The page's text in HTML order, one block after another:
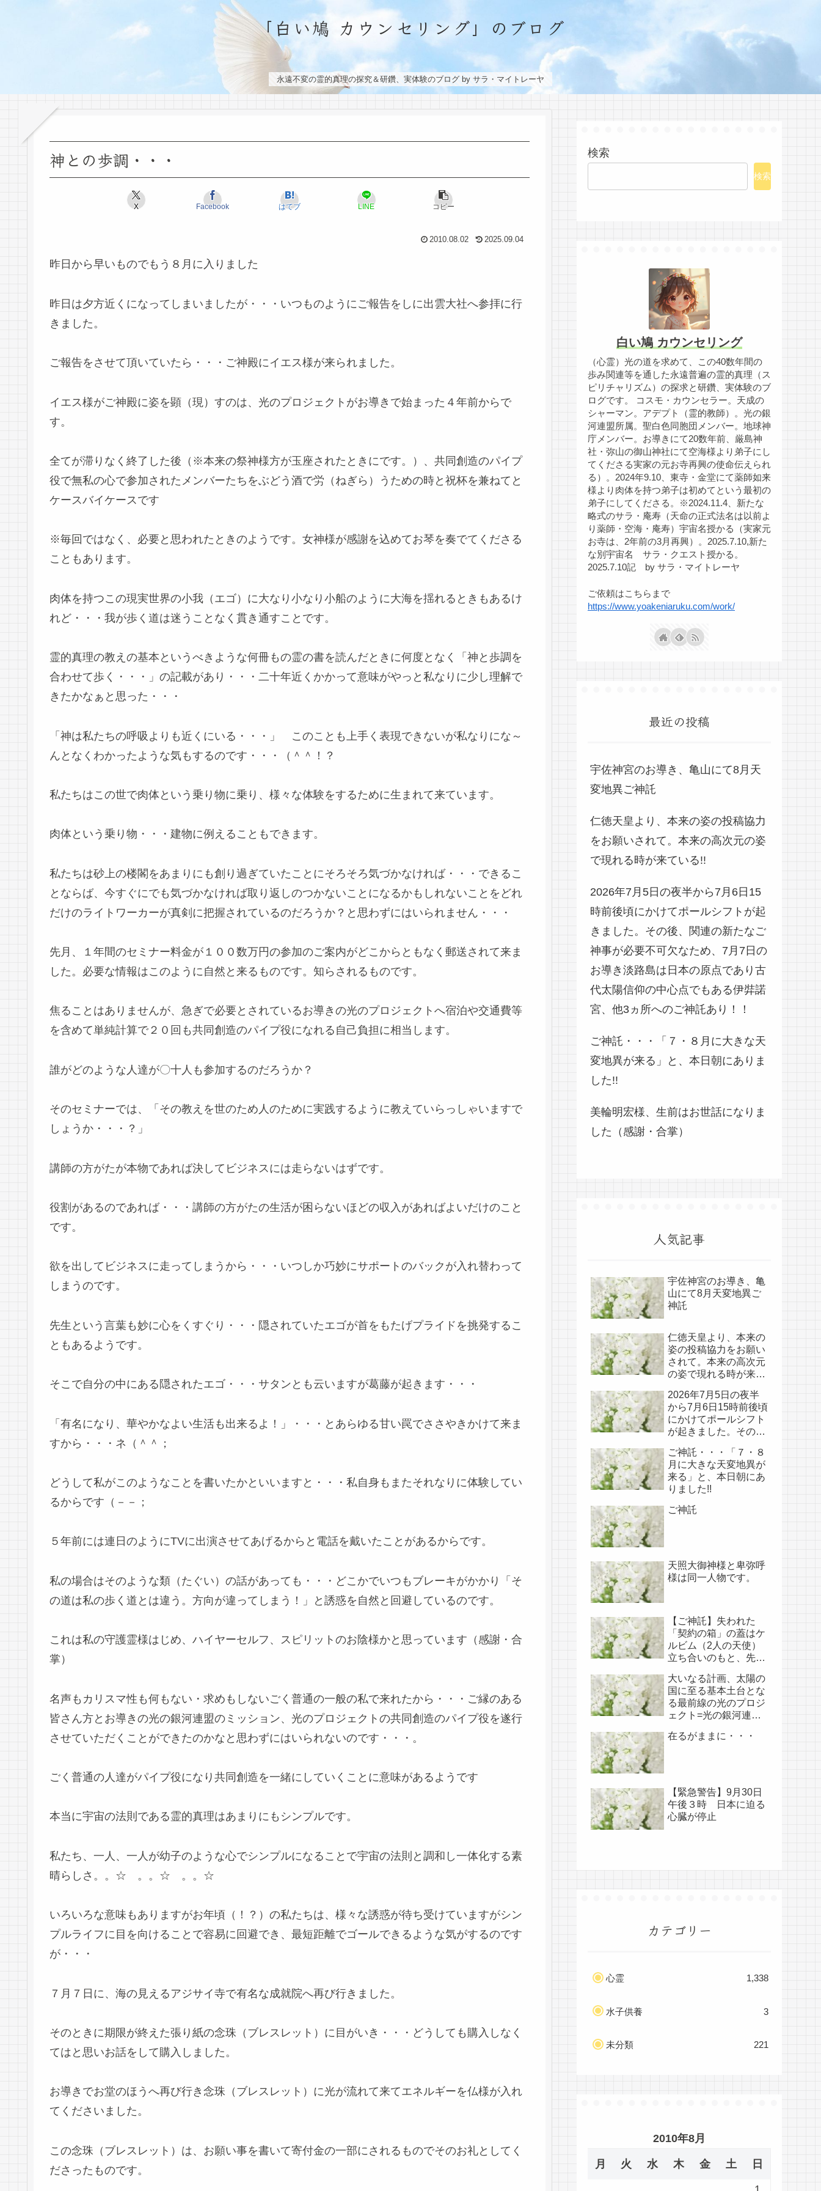
「白い鳩 カウンセリング」のブログ
永遠不変の霊的真理の探究＆研鑽、実体験のブログ by サラ・マイトレーヤ
神との歩調・・・
X Facebook はてブ LINE コピー
2010.08.02 2025.09.04
昨日から早いものでもう８月に入りました
昨日は夕方近くになってしまいましたが・・・いつものようにご報告をしに出雲大社へ参拝に行
きました。
ご報告をさせて頂いていたら・・・ご神殿にイエス様が来られました。
イエス様がご神殿に姿を顕（現）すのは、光のプロジェクトがお導きで始まった４年前からで
す。
全てが滞りなく終了した後（※本来の祭神様方が玉座されたときにです。）、共同創造のパイプ
役で無私の心で参加されたメンバーたちをぶどう酒で労（ねぎら）うための時と祝杯を兼ねてと
ケースバイケースです
※毎回ではなく、必要と思われたときのようです。女神様が感謝を込めてお琴を奏でてくださる
こともあります。
肉体を持つこの現実世界の小我（エゴ）に大なり小なり小船のように大海を揺れるときもあるけ
れど・・・我が歩く道は迷うことなく貫き通すことです。
霊的真理の教えの基本というべきような何冊もの霊の書を読んだときに何度となく「神と歩調を
合わせて歩く・・・」の記載があり・・・二十年近くかかって意味がやっと私なりに少し理解で
きたかなぁと思った・・・
「神は私たちの呼吸よりも近くにいる・・・」 このことも上手く表現できないが私なりにな～
んとなくわかったような気もするのです・・・（＾＾！？
私たちはこの世で肉体という乗り物に乗り、様々な体験をするために生まれて来ています。
肉体という乗り物・・・建物に例えることもできます。
私たちは砂上の楼閣をあまりにも創り過ぎていたことにそろそろ気づかなければ・・・できるこ
とならば、今すぐにでも気づかなければ取り返しのつかないことになるかもしれないことをどれ
だけのライトワーカーが真剣に把握されているのだろうか？と思わずにはいられません・・・
先月、１年間のセミナー料金が１００数万円の参加のご案内がどこからともなく郵送されて来ま
した。必要な情報はこのように自然と来るものです。知らされるものです。
焦ることはありませんが、急ぎで必要とされているお導きの光のプロジェクトへ宿泊や交通費等
を含めて単純計算で２０回も共同創造のパイプ役になれる自己負担に相当します。
誰がどのような人達が〇十人も参加するのだろうか？
そのセミナーでは、「その教えを世のため人のために実践するように教えていらっしゃいますで
しょうか・・・？」
講師の方がたが本物であれば決してビジネスには走らないはずです。
役割があるのであれば・・・講師の方がたの生活が困らないほどの収入があればよいだけのこと
です。
欲を出してビジネスに走ってしまうから・・・いつしか巧妙にサポートのバックが入れ替わって
しまうのです。
先生という言葉も妙に心をくすぐり・・・隠されていたエゴが首をもたげプライドを挑発するこ
ともあるようです。
そこで自分の中にある隠されたエゴ・・・サタンとも云いますが葛藤が起きます・・・
「有名になり、華やかなよい生活も出来るよ！」・・・とあらゆる甘い罠でささやきかけて来ま
すから・・・ネ（＾＾；
どうして私がこのようなことを書いたかといいますと・・・私自身もまたそれなりに体験してい
るからです（－－；
５年前には連日のようにTVに出演させてあげるからと電話を戴いたことがあるからです。
私の場合はそのような類（たぐい）の話があっても・・・どこかでいつもブレーキがかかり「そ
の道は私の歩く道とは違う。方向が違ってしまう！」と誘惑を自然と回避しているのです。
これは私の守護霊様はじめ、ハイヤーセルフ、スピリットのお陰様かと思っています（感謝・合
掌）
名声もカリスマ性も何もない・求めもしないごく普通の一般の私で来れたから・・・ご縁のある
皆さん方とお導きの光の銀河連盟のミッション、光のプロジェクトの共同創造のパイプ役を遂行
させていただくことができたのかなと思わずにはいられないのです・・・。
ごく普通の人達がパイプ役になり共同創造を一緒にしていくことに意味があるようです
本当に宇宙の法則である霊的真理はあまりにもシンプルです。
私たち、一人、一人が幼子のような心でシンプルになることで宇宙の法則と調和し一体化する素
晴らしさ。。☆ 。。☆ 。。☆
いろいろな意味もありますがお年頃（！？）の私たちは、様々な誘惑が待ち受けていますがシン
プルライフに目を向けることで容易に回避でき、最短距離でゴールできるような気がするのです
が・・・
７月７日に、海の見えるアジサイ寺で有名な成就院へ再び行きました。
そのときに期限が終えた張り紙の念珠（ブレスレット）に目がいき・・・どうしても購入しなく
てはと思いお話をして購入しました。
お導きでお堂のほうへ再び行き念珠（ブレスレット）に光が流れて来てエネルギーを仏様が入れ
てくださいました。
この念珠（ブレスレット）は、お願い事を書いて寄付金の一部にされるものでそのお礼としてく
ださったものです。
検索
検索
白い鳩 カウンセリング
（心霊）光の道を求めて、この40数年間の
歩み関連等を通した永遠普遍の霊的真理（ス
ピリチャリズム）の探求と研鑽、実体験のブ
ログです。 コスモ・カウンセラー。天成の
シャーマン。アデプト（霊的教師）。光の銀
河連盟所属。聖白色同胞団メンバー。地球神
庁メンバー。お導きにて20数年前、厳島神
社・弥山の御山神社にて空海様より弟子にし
てくださる実家の元お寺再興の使命伝えられ
る）。2024年9.10、東寺・金堂にて薬師如来
様より肉体を持つ弟子は初めてという最初の
弟子にしてくださる。※2024.11.4、新たな
略式のサラ・庵寿（天命の正式法名は以前よ
り薬師・空海・庵寿）宇宙名授かる（実家元
お寺は、2年前の3月再興）。2025.7.10,新た
な別宇宙名 サラ・クエスト授かる。
2025.7.10記 by サラ・マイトレーヤ
ご依頼はこちらまで
https://www.yoakeniaruku.com/work/
最近の投稿
宇佐神宮のお導き、亀山にて8月天
変地異ご神託
仁徳天皇より、本来の姿の投稿協力
をお願いされて。本来の高次元の姿
で現れる時が来ている!!
2026年7月5日の夜半から7月6日15
時前後頃にかけてポールシフトが起
きました。その後、関連の新たなご
神事が必要不可欠なため、7月7日の
お導き淡路島は日本の原点であり古
代太陽信仰の中心点でもある伊弉諾
宮、他3ヵ所へのご神託あり！！
ご神託・・・「７・８月に大きな天
変地異が来る」と、本日朝にありま
した!!
美輪明宏様、生前はお世話になりま
した（感謝・合掌）
人気記事
宇佐神宮のお導き、亀
山にて8月天変地異ご
神託
仁徳天皇より、本来の
姿の投稿協力をお願い
されて。本来の高次元
の姿で現れる時が来て
2026年7月5日の夜半
から7月6日15時前後頃
にかけてポールシフト
が起きました。その
事が必要不可欠なた
め、7月7日のお導き淡
路島は日本の原点であ
り古代太陽信仰の中心
点でもある伊弉諾宮、
他3ヵ所へのご神託あ
ご神託・・・「７・８
月に大きな天変地異が
来る」と、本日朝にあ
りました!!
ご神託
天照大御神様と卑弥呼
様は同一人物です。
【ご神託】失われた
「契約の箱」の蓋はケ
ルビム（2人の天使）
立ち合いのもと、先月
あらためて補足）
大いなる計画、太陽の
国に至る基本土台とな
る最前線の光のプロジ
ェクト=光の銀河連盟
ち、宇宙規模での壮大
在るがままに・・・
【緊急警告】9月30日
午後３時 日本に迫る
心臓が停止
カテゴリー
心霊 1,338
水子供養 3
未分類 221
2010年8月
月 火 水 木 金 土 日